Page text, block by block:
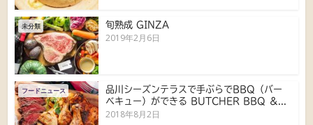
未分類 旬熟成 GINZA
2019年2月6日
フードニュース
品川シーズンテラスで手ぶらでBBQ（バー
ベキュー）ができる BUTCHER BBQ ＆...
2018年8月2日